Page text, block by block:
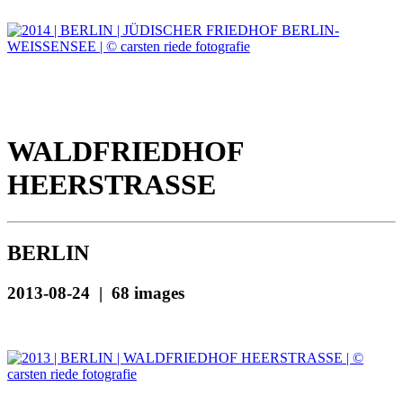
WALDFRIEDHOF
HEERSTRASSE
BERLIN
2013-08-24 | 68 images